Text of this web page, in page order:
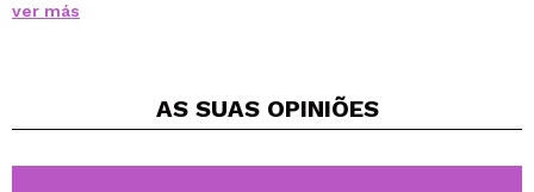
produz mais elasticidade da pele. Hidrata
provitamina B5 (d-Pantenol) de leite de cabra.
ver más
AS SUAS OPINIÕES